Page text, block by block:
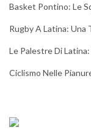
Basket Pontino: Le
Rugby A Latina: Una
Le Palestre Di
Ciclismo Nelle